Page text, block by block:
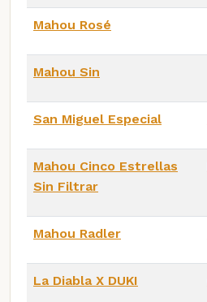
Mahou Rosé
Mahou Sin
San Miguel Especial
Mahou Cinco Estrellas
Sin Filtrar
Mahou Radler
La Diabla X DUKI